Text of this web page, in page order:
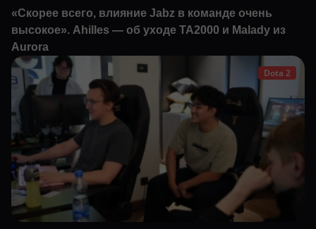
«Скорее всего, влияние Jabz в команде очень
высокое». Ahilles — об уходе TA2000 и Malady из
Aurora
Dota 2